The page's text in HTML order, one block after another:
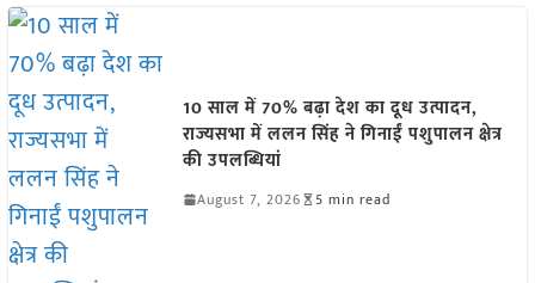
10 साल में 70% बढ़ा देश का दूध उत्पादन,
राज्यसभा में ललन सिंह ने गिनाईं पशुपालन क्षेत्र
की उपलब्धियां
August 7, 2026 5 min read